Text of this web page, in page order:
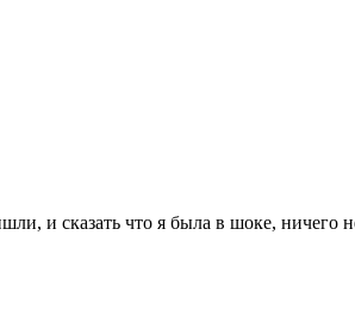
и сказать что я была в шоке, ничего